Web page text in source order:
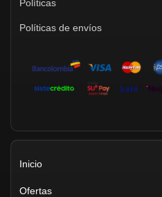
Políticas
Políticas de envíos
Inicio
Ofertas